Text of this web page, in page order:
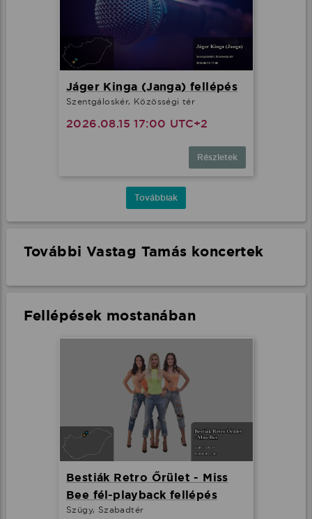
Jáger Kinga (Janga) fellépés
Szentgáloskér, Közösségi tér
2026.08.15 17:00 UTC+2
Részletek
Továbbiak
További Vastag Tamás koncertek
Fellépések mostanában
Bestiák Retro Őrület - Miss
Bee fél-playback fellépés
Szügy, Szabadtér